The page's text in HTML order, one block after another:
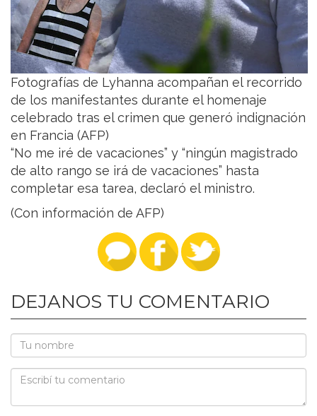
Fotografías de Lyhanna acompañan el recorrido
de los manifestantes durante el homenaje
celebrado tras el crimen que generó indignación
en Francia (AFP)
“No me iré de vacaciones” y “ningún magistrado
de alto rango se irá de vacaciones” hasta
completar esa tarea, declaró el ministro.
(Con información de AFP)
DEJANOS TU COMENTARIO